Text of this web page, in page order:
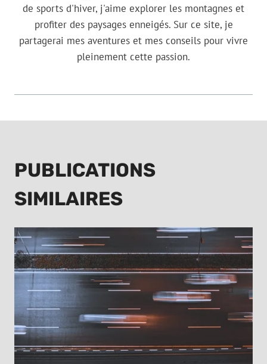
de sports d'hiver, j'aime explorer les montagnes et
profiter des paysages enneigés. Sur ce site, je
partagerai mes aventures et mes conseils pour vivre
pleinement cette passion.
PUBLICATIONS
SIMILAIRES